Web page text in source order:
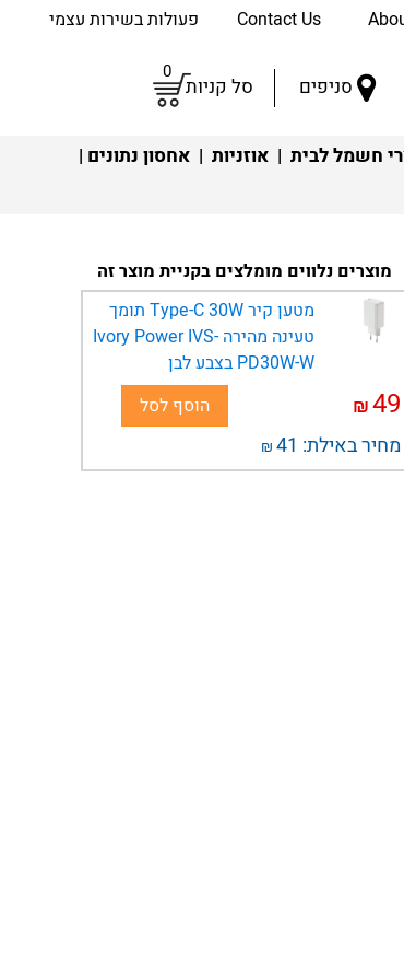
פעולות בשירות עצמי
סניפים סל קניות
0
חשמל לבית | אוזניות | אחסון נתונים |
מוצרים נלווים מומלצים בקניית מוצר זה
מטען קיר Type-C 30W תומך
טעינה מהירה Ivory Power IVS-
PD30W-W בצבע לבן
49
₪
מחיר באילת: 41
₪
הוסף לסל